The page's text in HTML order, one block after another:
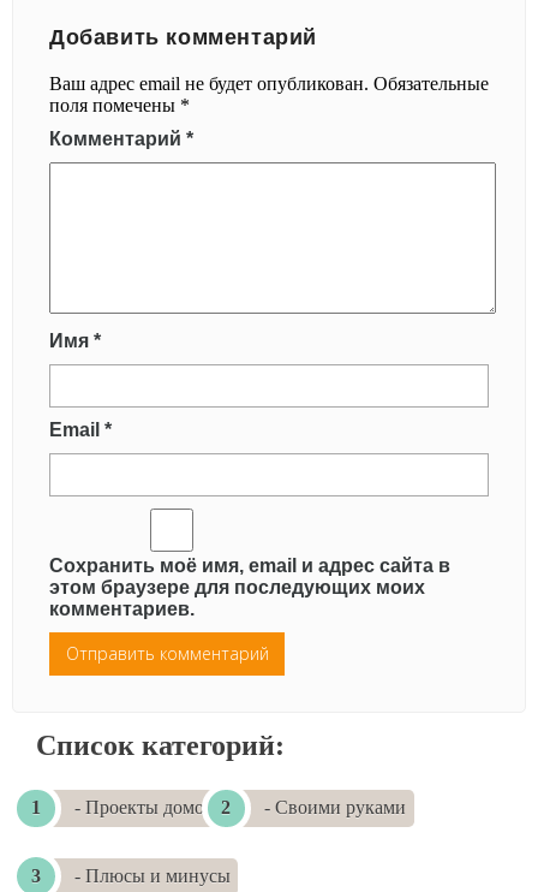
Добавить комментарий
Ваш адрес email не будет опубликован. Обязательные
поля помечены *
Комментарий *
Имя *
Email *
Сохранить моё имя, email и адрес сайта в
этом браузере для последующих моих
комментариев.
Список категорий:
- Проекты домов - Своими руками
- Плюсы и минусы